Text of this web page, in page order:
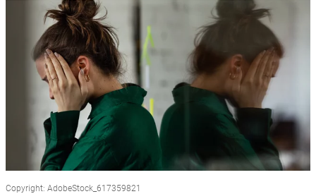
Copyright: AdobeStock_617359821